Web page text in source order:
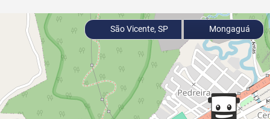
São Vicente, SP Mongaguá